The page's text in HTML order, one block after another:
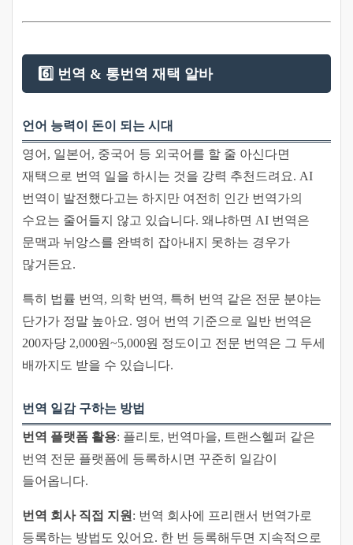
6️⃣ 번역 & 통번역 재택 알바
언어 능력이 돈이 되는 시대
영어, 일본어, 중국어 등 외국어를 할 줄 아신다면
재택으로 번역 일을 하시는 것을 강력 추천드려요. AI
번역이 발전했다고는 하지만 여전히 인간 번역가의
수요는 줄어들지 않고 있습니다. 왜냐하면 AI 번역은
문맥과 뉘앙스를 완벽히 잡아내지 못하는 경우가
많거든요.
특히 법률 번역, 의학 번역, 특허 번역 같은 전문 분야는
단가가 정말 높아요. 영어 번역 기준으로 일반 번역은
200자당 2,000원~5,000원 정도이고 전문 번역은 그 두세
배까지도 받을 수 있습니다.
번역 일감 구하는 방법
번역 플랫폼 활용: 플리토, 번역마을, 트랜스헬퍼 같은
번역 전문 플랫폼에 등록하시면 꾸준히 일감이
들어옵니다.
번역 회사 직접 지원 : 번역 회사에 프리랜서 번역가로
등록하는 방법도 있어요. 한 번 등록해두면 지속적으로